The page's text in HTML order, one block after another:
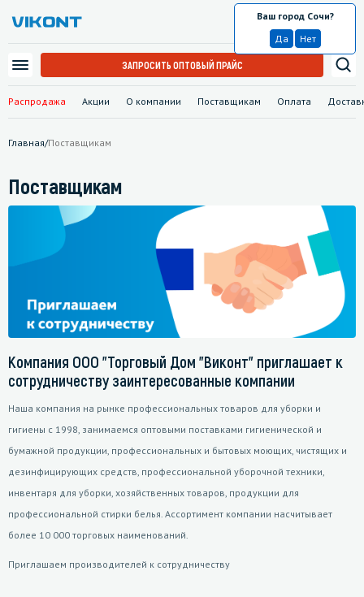
Распродажа Акции О компании Поставщикам Оплата
Ваш город Сочи?
Да
Нет
ЗАПРОСИТЬ ОПТОВЫЙ ПРАЙС
Главная/Поставщикам
Поставщикам
Компания ООО "Торговый Дом "Виконт" приглашает к
сотрудничеству заинтересованные компании
Наша компания на рынке профессиональных товаров для уборки и
гигиены с 1998, занимаемся оптовыми поставками гигиенической и
бумажной продукции, профессиональных и бытовых моющих, чистящих и
дезинфицирующих средств, профессиональной уборочной техники,
инвентаря для уборки, хозяйственных товаров, продукции для
профессиональной стирки белья. Ассортимент компании насчитывает
более 10 000 торговых наименований.
Приглашаем производителей к сотрудничеству